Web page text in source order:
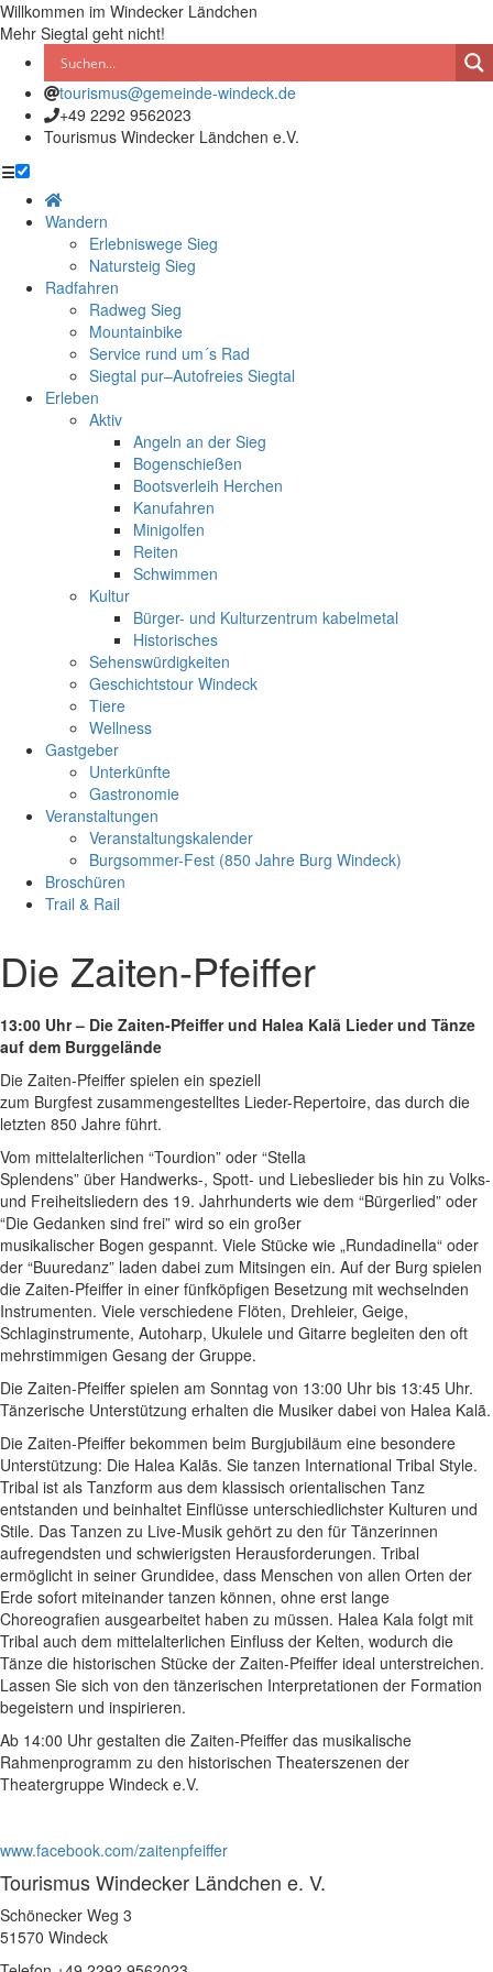
Willkommen im Windecker Ländchen
Mehr Siegtal geht nicht!
tourismus@gemeinde-windeck.de
+49 2292 9562023
Tourismus Windecker Ländchen e.V.
☰
Wandern
Erlebniswege Sieg
Natursteig Sieg
Radfahren
Radweg Sieg
Mountainbike
Service rund um´s Rad
Siegtal pur–Autofreies Siegtal
Erleben
Aktiv
Angeln an der Sieg
Bogenschießen
Bootsverleih Herchen
Kanufahren
Minigolfen
Reiten
Schwimmen
Kultur
Bürger- und Kulturzentrum kabelmetal
Historisches
Sehenswürdigkeiten
Geschichtstour Windeck
Tiere
Wellness
Gastgeber
Unterkünfte
Gastronomie
Veranstaltungen
Veranstaltungskalender
Burgsommer-Fest (850 Jahre Burg Windeck)
Broschüren
Trail & Rail
Die Zaiten-Pfeiffer
13:00 Uhr – Die Zaiten-Pfeiffer und Halea Kalã Lieder und Tänze
auf dem Burggelände
Die Zaiten-Pfeiffer spielen ein speziell
zum Burgfest zusammengestelltes Lieder-Repertoire, das durch die
letzten 850 Jahre führt.
Vom mittelalterlichen “Tourdion” oder “Stella
Splendens” über Handwerks-, Spott- und Liebeslieder bis hin zu Volks-
und Freiheitsliedern des 19. Jahrhunderts wie dem “Bürgerlied” oder
“Die Gedanken sind frei” wird so ein großer
musikalischer Bogen gespannt. Viele Stücke wie „Rundadinella“ oder
der “Buuredanz” laden dabei zum Mitsingen ein. Auf der Burg spielen
die Zaiten-Pfeiffer in einer fünfköpfigen Besetzung mit wechselnden
Instrumenten. Viele verschiedene Flöten, Drehleier, Geige,
Schlaginstrumente, Autoharp, Ukulele und Gitarre begleiten den oft
mehrstimmigen Gesang der Gruppe.
Die Zaiten-Pfeiffer spielen am Sonntag von 13:00 Uhr bis 13:45 Uhr.
Tänzerische Unterstützung erhalten die Musiker dabei von Halea Kalã.
Die Zaiten-Pfeiffer bekommen beim Burgjubiläum eine besondere
Unterstützung: Die Halea Kalãs. Sie tanzen International Tribal Style.
Tribal ist als Tanzform aus dem klassisch orientalischen Tanz
entstanden und beinhaltet Einflüsse unterschiedlichster Kulturen und
Stile. Das Tanzen zu Live-Musik gehört zu den für Tänzerinnen
aufregendsten und schwierigsten Herausforderungen. Tribal
ermöglicht in seiner Grundidee, dass Menschen von allen Orten der
Erde sofort miteinander tanzen können, ohne erst lange
Choreografien ausgearbeitet haben zu müssen. Halea Kala folgt mit
Tribal auch dem mittelalterlichen Einfluss der Kelten, wodurch die
Tänze die historischen Stücke der Zaiten-Pfeiffer ideal unterstreichen.
Lassen Sie sich von den tänzerischen Interpretationen der Formation
begeistern und inspirieren.
Ab 14:00 Uhr gestalten die Zaiten-Pfeiffer das musikalische
Rahmenprogramm zu den historischen Theaterszenen der
Theatergruppe Windeck e.V.
www.facebook.com/zaitenpfeiffer
Tourismus Windecker Ländchen e. V.
Schönecker Weg 3
51570 Windeck